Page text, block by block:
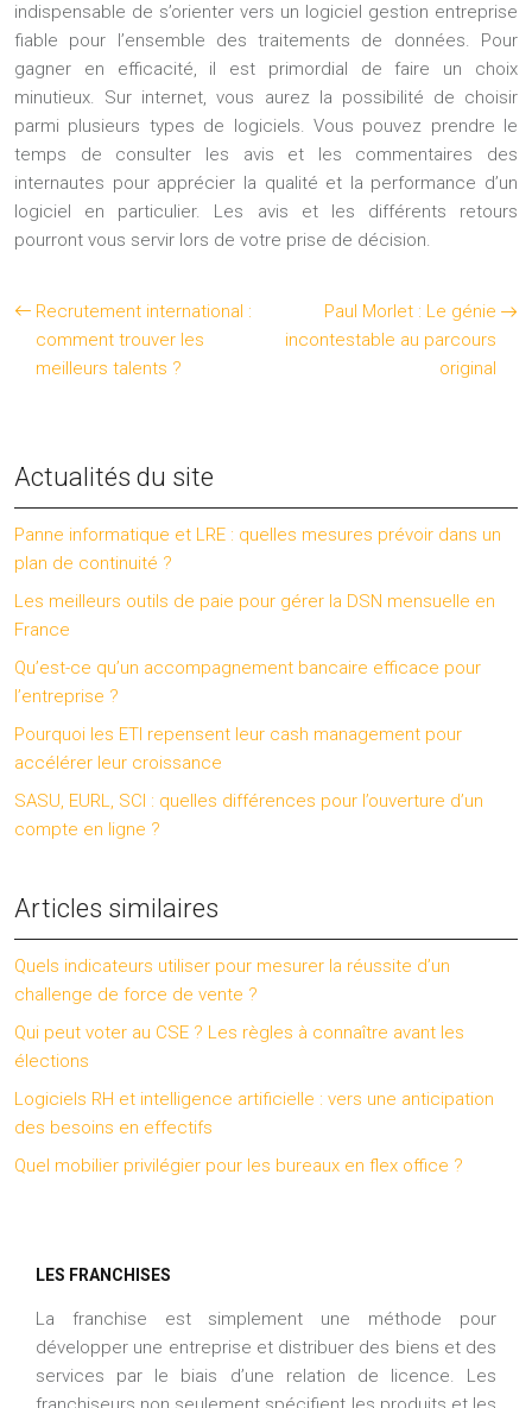
indispensable de s’orienter vers un logiciel gestion entreprise
fiable pour l’ensemble des traitements de données. Pour
gagner en efficacité, il est primordial de faire un choix
minutieux. Sur internet, vous aurez la possibilité de choisir
parmi plusieurs types de logiciels. Vous pouvez prendre le
temps de consulter les avis et les commentaires des
internautes pour apprécier la qualité et la performance d’un
logiciel en particulier. Les avis et les différents retours
pourront vous servir lors de votre prise de décision.
Recrutement international :
comment trouver les
meilleurs talents ?
Paul Morlet : Le génie
incontestable au parcours
original
Actualités du site
Panne informatique et LRE : quelles mesures prévoir dans un
plan de continuité ?
Les meilleurs outils de paie pour gérer la DSN mensuelle en
France
Qu’est-ce qu’un accompagnement bancaire efficace pour
l’entreprise ?
Pourquoi les ETI repensent leur cash management pour
accélérer leur croissance
SASU, EURL, SCI : quelles différences pour l’ouverture d’un
compte en ligne ?
Articles similaires
Quels indicateurs utiliser pour mesurer la réussite d’un
challenge de force de vente ?
Qui peut voter au CSE ? Les règles à connaître avant les
élections
Logiciels RH et intelligence artificielle : vers une anticipation
des besoins en effectifs
Quel mobilier privilégier pour les bureaux en flex office ?
LES FRANCHISES
La franchise est simplement une méthode pour
développer une entreprise et distribuer des biens et des
services par le biais d’une relation de licence. Les